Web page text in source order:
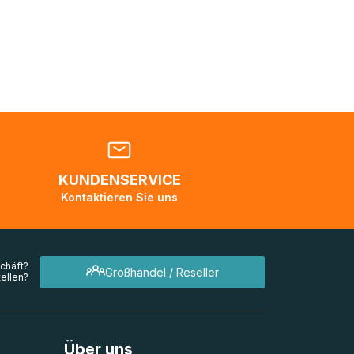
KUNDENSERVICE
Kontaktieren Sie uns
Großhandel / Reseller
Über uns